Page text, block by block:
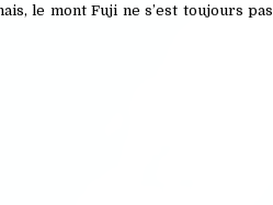
le mont Fuji ne s’est toujours